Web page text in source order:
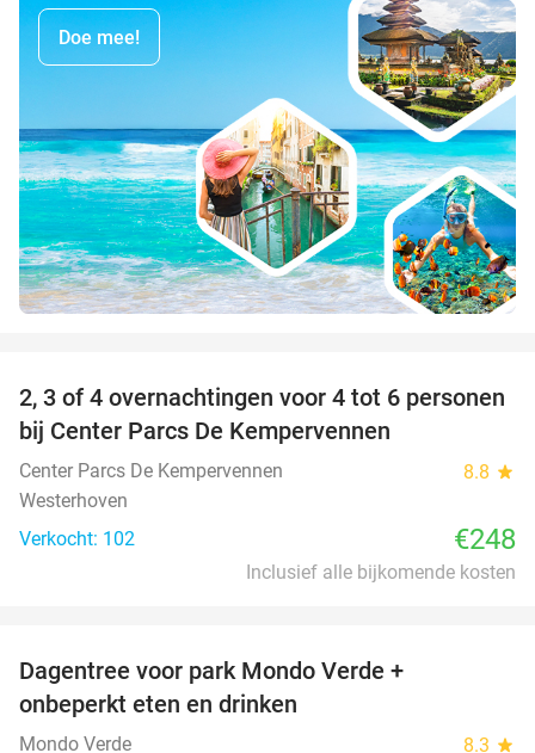
Doe mee!
2, 3 of 4 overnachtingen voor 4 tot 6 personen
bij Center Parcs De Kempervennen
Center Parcs De Kempervennen 8.8 star
Westerhoven
Verkocht: 102
€248
Inclusief alle bijkomende kosten
Dagentree voor park Mondo Verde +
onbeperkt eten en drinken
Mondo Verde 8.3 star